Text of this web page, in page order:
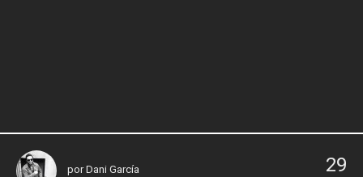
porDani García 29